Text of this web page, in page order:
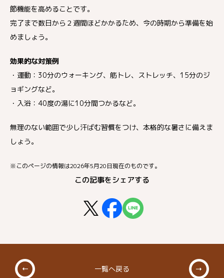
節機能を高めることです。
完了まで数日から２週間ほどかかるため、今の時期から準備を始
めましょう。
効果的な対策例
・運動：30分のウォーキング、筋トレ、ストレッチ、15分のジ
ョギングなど。
・入浴：40度の湯に10分間つかるなど。
無理のない範囲で少し汗ばむ習慣をつけ、本格的な暑さに備えま
しょう。
※このページの情報は2026年5月20日現在のものです。
この記事をシェアする
一覧へ戻る